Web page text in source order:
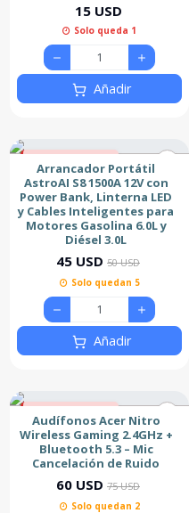
15 USD
Solo queda 1
Añadir
10% de descuento
Nuevo
Arrancador Portátil
AstroAI S8 1500A 12V con
Power Bank, Linterna LED
y Cables Inteligentes para
Motores Gasolina 6.0L y
Diésel 3.0L
45 USD 50 USD
Solo quedan 5
Añadir
20% de descuento
Nuevo
Audífonos Acer Nitro
Wireless Gaming 2.4GHz +
Bluetooth 5.3 – Mic
Cancelación de Ruido
60 USD 75 USD
Solo quedan 2